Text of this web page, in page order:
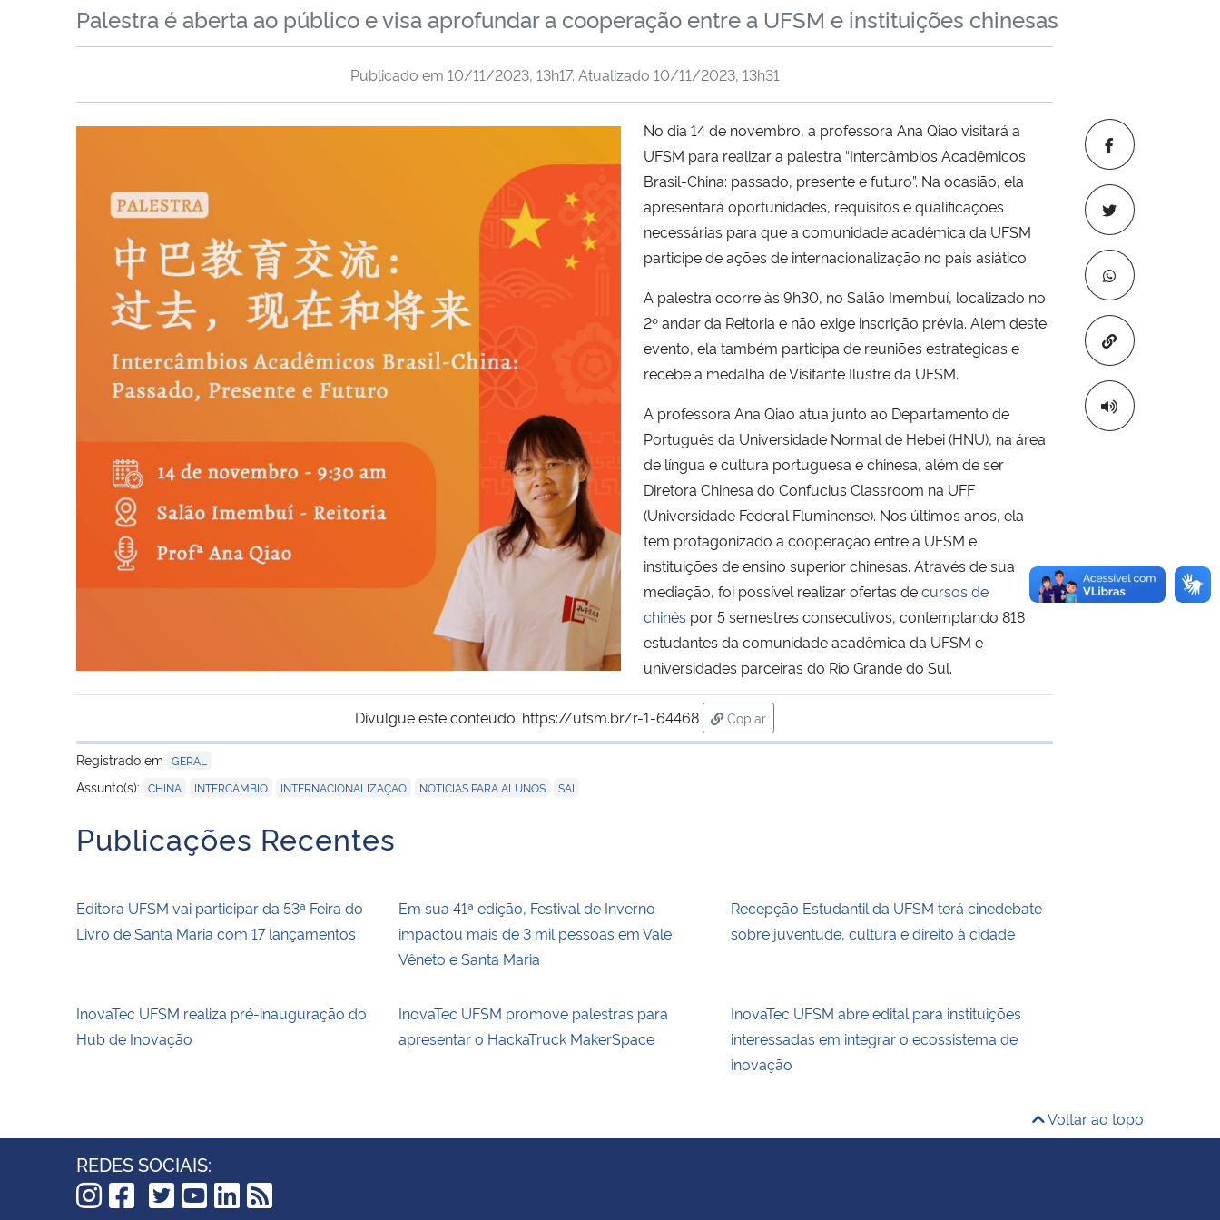
Palestra é aberta ao público e visa aprofundar a cooperação entre a UFSM e instituições chinesas
Copiar para
Publicado em 10/11/2023, 13h17. Atualizado 10/11/2023, 13h31
No dia 14 de novembro, a professora Ana Qiao visitará a
UFSM para realizar a palestra “Intercâmbios Acadêmicos
Brasil-China: passado, presente e futuro”. Na ocasião, ela
apresentará oportunidades, requisitos e qualificações
necessárias para que a comunidade acadêmica da UFSM
participe de ações de internacionalização no país asiático.
A palestra ocorre às 9h30, no Salão Imembuí, localizado no
2º andar da Reitoria e não exige inscrição prévia. Além deste
evento, ela também participa de reuniões estratégicas e
recebe a medalha de Visitante Ilustre da UFSM.
A professora Ana Qiao atua junto ao Departamento de
Português da Universidade Normal de Hebei (HNU), na área
de língua e cultura portuguesa e chinesa, além de ser
Diretora Chinesa do Confucius Classroom na UFF
(Universidade Federal Fluminense). Nos últimos anos, ela
tem protagonizado a cooperação entre a UFSM e
instituições de ensino superior chinesas. Através de sua
mediação, foi possível realizar ofertas decursos de
chinês por 5 semestres consecutivos, contemplando 818
estudantes da comunidade acadêmica da UFSM e
universidades parceiras do Rio Grande do Sul.
Divulgue este conteúdo: https://ufsm.br/r-1-64468
Copiar
para área de transferência
Registrado em GERAL
Assunto(s): CHINA INTERCÂMBIO INTERNACIONALIZAÇÃO NOTICIAS PARA ALUNOS SAI
Publicações Recentes
Editora UFSM vai participar da 53ª Feira do
Livro de Santa Maria com 17 lançamentos
Em sua 41ª edição, Festival de Inverno
impactou mais de 3 mil pessoas em Vale
Vêneto e Santa Maria
Recepção Estudantil da UFSM terá cinedebate
sobre juventude, cultura e direito à cidade
InovaTec UFSM realiza pré-inauguração do
Hub de Inovação
InovaTec UFSM promove palestras para
apresentar o HackaTruck MakerSpace
InovaTec UFSM abre edital para instituições
interessadas em integrar o ecossistema de
inovação
Voltar ao topo
REDES SOCIAIS: